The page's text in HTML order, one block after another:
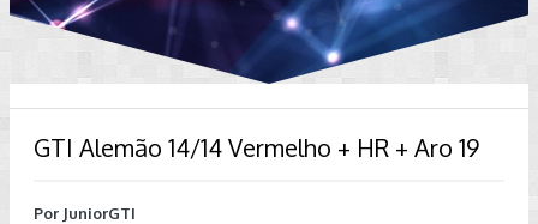
GTI Alemão 14/14 Vermelho + HR + Aro 19
Por JuniorGTI